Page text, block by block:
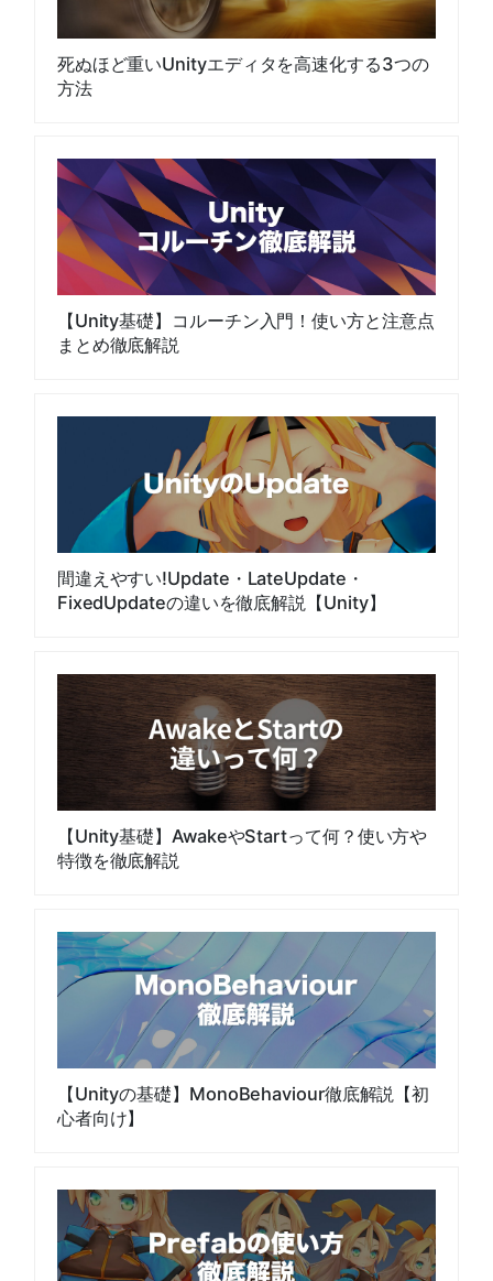
死ぬほど重いUnityエディタを高速化する3つの
方法
【Unity基礎】コルーチン入門！使い方と注意点
まとめ徹底解説
間違えやすい!Update・LateUpdate・
FixedUpdateの違いを徹底解説【Unity】
【Unity基礎】AwakeやStartって何？使い方や
特徴を徹底解説
【Unityの基礎】MonoBehaviour徹底解説【初
心者向け】